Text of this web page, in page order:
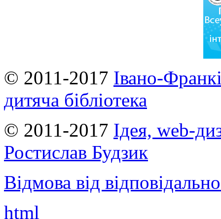
© 2011-2017 Івано-
дитяча бібліотека
© 2011-2017 Ідея, web-
Ростислав Будзик
Відмова від
html